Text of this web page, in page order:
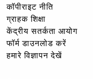
कॉपीराइट नीति
ग्राहक शिक्षा
केंद्रीय सतर्कता आयोग
फॉर्म डाउनलोड करें
हमारे विज्ञापन देखें